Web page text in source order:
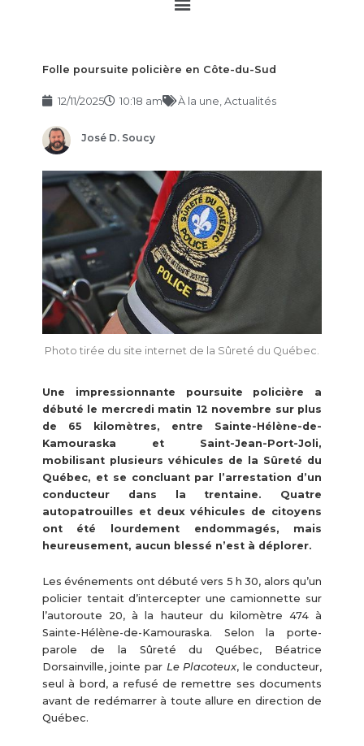
Folle poursuite policière en Côte-du-Sud
12/11/2025 10:18 am À la une Actualités
José D. Soucy
Photo tirée du site internet de la Sûreté du Québec.
Une impressionnante poursuite policière a
débuté le mercredi matin 12 novembre sur plus
de 65 kilomètres, entre Sainte-Hélène-de-
Kamouraska et Saint-Jean-Port-Joli,
mobilisant plusieurs véhicules de la Sûreté du
Québec, et se concluant par l’arrestation d’un
conducteur dans la trentaine. Quatre
autopatrouilles et deux véhicules de citoyens
ont été lourdement endommagés, mais
heureusement, aucun blessé n’est à déplorer.
Les événements ont débuté vers 5 h 30, alors qu’un
policier tentait d’intercepter une camionnette sur
l’autoroute 20, à la hauteur du kilomètre 474 à
Sainte-Hélène-de-Kamouraska. Selon la porte-
parole de la Sûreté du Québec, Béatrice
Dorsainville, jointe par Le Placoteux, le conducteur,
seul à bord, a refusé de remettre ses documents
avant de redémarrer à toute allure en direction de
Québec.